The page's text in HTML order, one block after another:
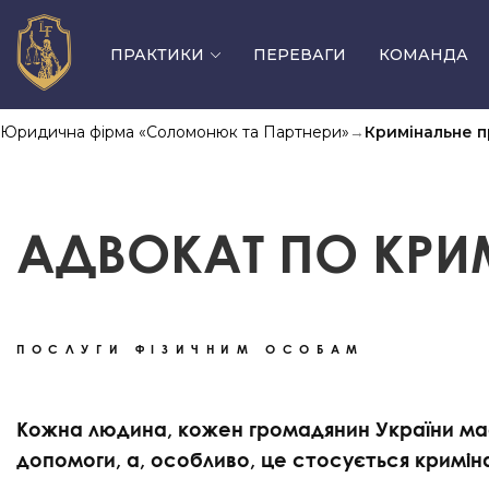
ПРАКТИКИ
Кримінальне право
Військове право
Земельне право та нерухомість
Сімейне право
ПЕРЕВАГИ КОМАНДА
Юридична фірма «Соломонюк та Партнери» → Кримінальне
АДВОКАТ ПО
ПОСЛУГИ ФІЗИЧНИМ ОСОБАМ
Кожна людина, кожен громадянин України
допомоги, а, особливо, це стосується